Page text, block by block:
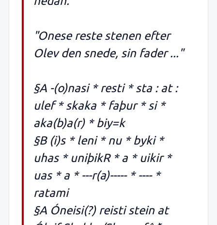
"Onese reste stenen efter
Olev den snede, sin fader ..."
§A -(o)nasi * resti * sta : at :
ulef * skaka * faþur * si *
aka(b)a(r) * biy=k
§B (i)s * leni * nu * byki *
uhas * uniþikR * a * uikir *
uas * a * ---r(a)----- * ---- *
ratami
§A Óneisi(?) reisti stein at